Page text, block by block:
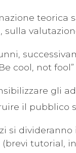
teorica
sulla
cool, not
gli
il pubblico
si
tutorial,